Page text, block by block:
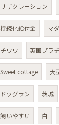
リザクレーション
持続化給付金 マ
チワワ 英国プラ
Sweet cottage 大
ドッグラン 茨城
飼いやすい 白